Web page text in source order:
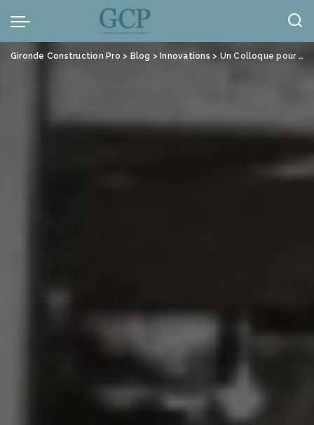
Panneau de gestion des cookies
Gironde Construction Pro > Blog > Innovations > Un Colloque pour la Décarbonation des Bâtiments 15 Fev 24